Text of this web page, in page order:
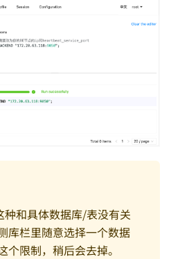
和具体数据库/表没有关
库栏里随意选择一个数据
限制，稍后会去掉。